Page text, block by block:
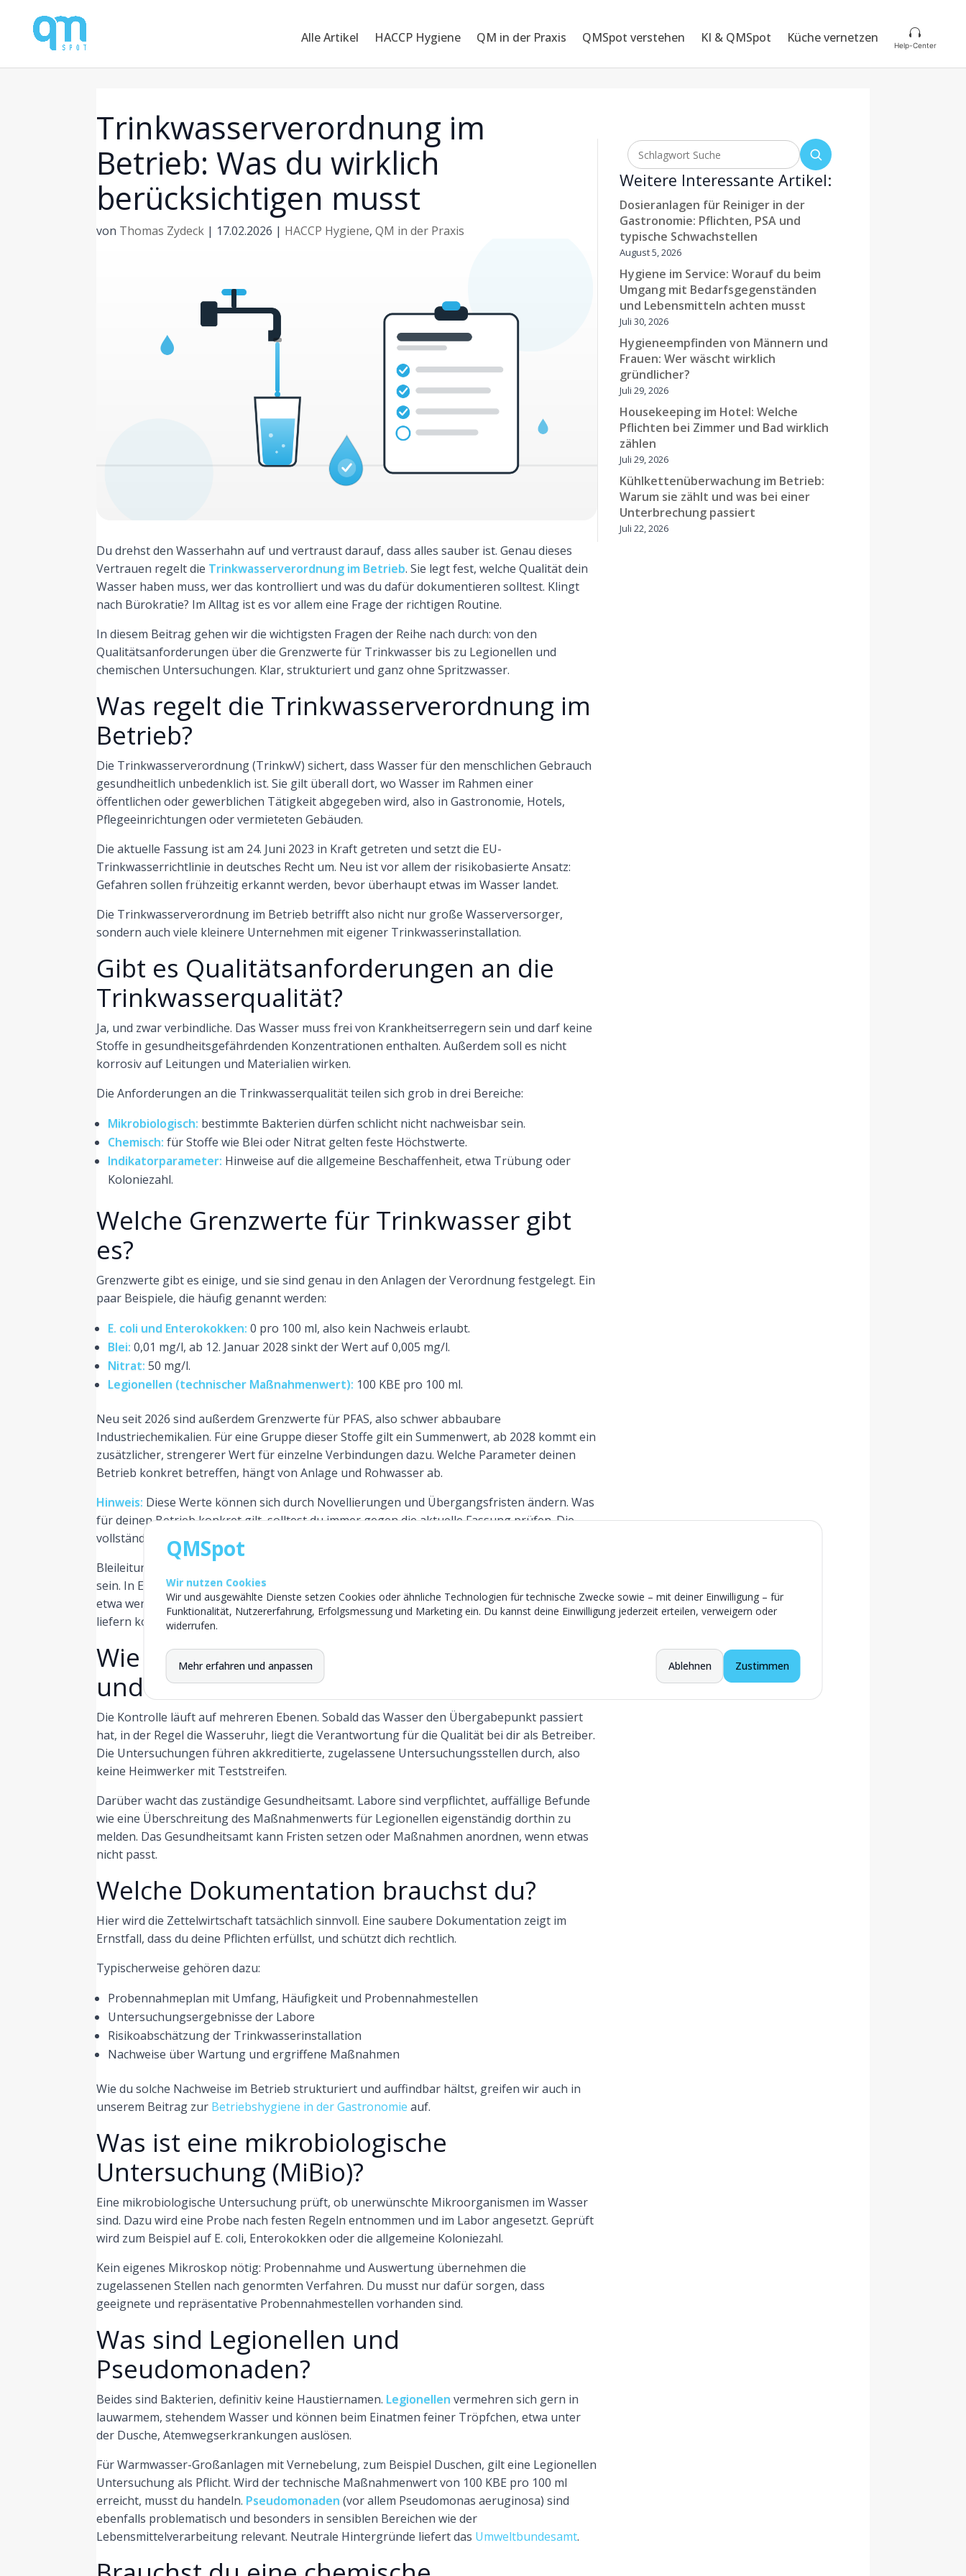
Alle Artikel HACCP Hygiene QM in der Praxis QMSpot verstehen KI & QMSpot Küche vernetzen 
Help-Center
Trinkwasserverordnung im
Betrieb: Was du wirklich
berücksichtigen musst
von Thomas Zydeck | 17.02.2026 | HACCP Hygiene,QM in der Praxis
Du drehst den Wasserhahn auf und vertraust darauf, dass alles sauber ist. Genau dieses
Vertrauen regelt die Trinkwasserverordnung im Betrieb. Sie legt fest, welche Qualität dein
Wasser haben muss, wer das kontrolliert und was du dafür dokumentieren solltest. Klingt
nach Bürokratie? Im Alltag ist es vor allem eine Frage der richtigen Routine.
In diesem Beitrag gehen wir die wichtigsten Fragen der Reihe nach durch: von den
Qualitätsanforderungen über die Grenzwerte für Trinkwasser bis zu Legionellen und
chemischen Untersuchungen. Klar, strukturiert und ganz ohne Spritzwasser.
Was regelt die Trinkwasserverordnung im
Betrieb?
Die Trinkwasserverordnung (TrinkwV) sichert, dass Wasser für den menschlichen Gebrauch
gesundheitlich unbedenklich ist. Sie gilt überall dort, wo Wasser im Rahmen einer
öffentlichen oder gewerblichen Tätigkeit abgegeben wird, also in Gastronomie, Hotels,
Pflegeeinrichtungen oder vermieteten Gebäuden.
Die aktuelle Fassung ist am 24. Juni 2023 in Kraft getreten und setzt die EU-
Trinkwasserrichtlinie in deutsches Recht um. Neu ist vor allem der risikobasierte Ansatz:
Gefahren sollen frühzeitig erkannt werden, bevor überhaupt etwas im Wasser landet.
Die Trinkwasserverordnung im Betrieb betrifft also nicht nur große Wasserversorger,
sondern auch viele kleinere Unternehmen mit eigener Trinkwasserinstallation.
Gibt es Qualitätsanforderungen an die
Trinkwasserqualität?
Ja, und zwar verbindliche. Das Wasser muss frei von Krankheitserregern sein und darf keine
Stoffe in gesundheitsgefährdenden Konzentrationen enthalten. Außerdem soll es nicht
korrosiv auf Leitungen und Materialien wirken.
Die Anforderungen an die Trinkwasserqualität teilen sich grob in drei Bereiche:
Mikrobiologisch: bestimmte Bakterien dürfen schlicht nicht nachweisbar sein.
Chemisch: für Stoffe wie Blei oder Nitrat gelten feste Höchstwerte.
Indikatorparameter: Hinweise auf die allgemeine Beschaffenheit, etwa Trübung oder
Koloniezahl.
Welche Grenzwerte für Trinkwasser gibt
es?
Grenzwerte gibt es einige, und sie sind genau in den Anlagen der Verordnung festgelegt. Ein
paar Beispiele, die häufig genannt werden:
E. coli und Enterokokken: 0 pro 100 ml, also kein Nachweis erlaubt.
Blei: 0,01 mg/l, ab 12. Januar 2028 sinkt der Wert auf 0,005 mg/l.
Nitrat: 50 mg/l.
Legionellen (technischer Maßnahmenwert): 100 KBE pro 100 ml.
Neu seit 2026 sind außerdem Grenzwerte für PFAS, also schwer abbaubare
Industriechemikalien. Für eine Gruppe dieser Stoffe gilt ein Summenwert, ab 2028 kommt ein
zusätzlicher, strengerer Wert für einzelne Verbindungen dazu. Welche Parameter deinen
Betrieb konkret betreffen, hängt von Anlage und Rohwasser ab.
Hinweis: Diese Werte können sich durch Novellierungen und Übergangsfristen ändern. Was
für deinen Betrieb konkret gilt, solltest du immer gegen die aktuelle Fassung prüfen. Die
vollständigen Werte findest du im
Bleileitungen müssen seit dem 12. Januar 2026 grundsätzlich ausgetauscht oder stillgelegt
sein. In Einzelfällen ist auf Antrag beim Gesundheitsamt eine Fristverlängerung möglich,
etwa wenn ein Fachbetrag bereits beauftragt ist, aber aus Kapazitätsgründen noch nicht
liefern konnte.
Wie wird die Wasserqualität kontrolliert
und von wem?
Die Kontrolle läuft auf mehreren Ebenen. Sobald das Wasser den Übergabepunkt passiert
hat, in der Regel die Wasseruhr, liegt die Verantwortung für die Qualität bei dir als Betreiber.
Die Untersuchungen führen akkreditierte, zugelassene Untersuchungsstellen durch, also
keine Heimwerker mit Teststreifen.
Darüber wacht das zuständige Gesundheitsamt. Labore sind verpflichtet, auffällige Befunde
wie eine Überschreitung des Maßnahmenwerts für Legionellen eigenständig dorthin zu
melden. Das Gesundheitsamt kann Fristen setzen oder Maßnahmen anordnen, wenn etwas
nicht passt.
Welche Dokumentation brauchst du?
Hier wird die Zettelwirtschaft tatsächlich sinnvoll. Eine saubere Dokumentation zeigt im
Ernstfall, dass du deine Pflichten erfüllst, und schützt dich rechtlich.
Typischerweise gehören dazu:
Probennahmeplan mit Umfang, Häufigkeit und Probennahmestellen
Untersuchungsergebnisse der Labore
Risikoabschätzung der Trinkwasserinstallation
Nachweise über Wartung und ergriffene Maßnahmen
Wie du solche Nachweise im Betrieb strukturiert und auffindbar hältst, greifen wir auch in
unserem Beitrag zur Betriebshygiene in der Gastronomie auf.
Was ist eine mikrobiologische
Untersuchung (MiBio)?
Eine mikrobiologische Untersuchung prüft, ob unerwünschte Mikroorganismen im Wasser
sind. Dazu wird eine Probe nach festen Regeln entnommen und im Labor angesetzt. Geprüft
wird zum Beispiel auf E. coli, Enterokokken oder die allgemeine Koloniezahl.
Kein eigenes Mikroskop nötig: Probennahme und Auswertung übernehmen die
zugelassenen Stellen nach genormten Verfahren. Du musst nur dafür sorgen, dass
geeignete und repräsentative Probennahmestellen vorhanden sind.
Was sind Legionellen und
Pseudomonaden?
Beides sind Bakterien, definitiv keine Haustiernamen. Legionellen vermehren sich gern in
lauwarmem, stehendem Wasser und können beim Einatmen feiner Tröpfchen, etwa unter
der Dusche, Atemwegserkrankungen auslösen.
Für Warmwasser-Großanlagen mit Vernebelung, zum Beispiel Duschen, gilt eine Legionellen
Untersuchung als Pflicht. Wird der technische Maßnahmenwert von 100 KBE pro 100 ml
erreicht, musst du handeln. Pseudomonaden (vor allem Pseudomonas aeruginosa) sind
ebenfalls problematisch und besonders in sensiblen Bereichen wie der
Lebensmittelverarbeitung relevant. Neutrale Hintergründe liefert das Umweltbundesamt.
Weitere Interessante Artikel:
Dosieranlagen für Reiniger in der
Gastronomie: Pflichten, PSA und
typische Schwachstellen
August 5, 2026
Hygiene im Service: Worauf du beim
Umgang mit Bedarfsgegenständen
und Lebensmitteln achten musst
Juli 30, 2026
Hygieneempfinden von Männern und
Frauen: Wer wäscht wirklich
gründlicher?
Juli 29, 2026
Housekeeping im Hotel: Welche
Pflichten bei Zimmer und Bad wirklich
zählen
Juli 29, 2026
Kühlkettenüberwachung im Betrieb:
Warum sie zählt und was bei einer
Unterbrechung passiert
Juli 22, 2026
QMSpot
Wir nutzen Cookies
Wir und ausgewählte Dienste setzen Cookies oder ähnliche Technologien für technische Zwecke sowie – mit deiner Einwilligung – für
Funktionalität, Nutzererfahrung, Erfolgsmessung und Marketing ein. Du kannst deine Einwilligung jederzeit erteilen, verweigern oder
widerrufen.
Mehr erfahren und anpassen Ablehnen Zustimmen